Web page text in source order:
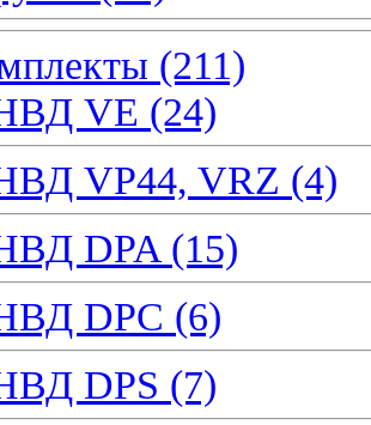
(211)
VE (24)
VP44, VRZ (4)
DPA (15)
DPC (6)
DPS (7)